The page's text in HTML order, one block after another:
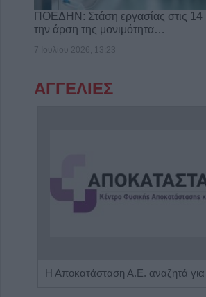
ΠΟΕΔΗΝ: Στάση εργασίας στις 14
την άρση της μονιμότητα…
7 Ιουλίου 2026, 13:23
ΑΓΓΕΛΙΕΣ